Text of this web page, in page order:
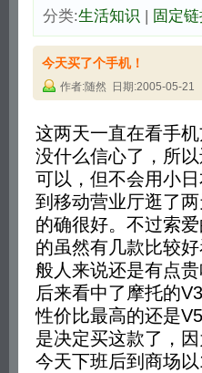
分类:生活知识 | 固定
今天买了个手机！
作者:随然 日期:2005-05-21
这两天一直在看手
没什么信心了，所
可以，但不会用小日
到移动营业厅逛了
的确很好。不过索
的虽然有几款比较
般人来说还是有点贵
后来看中了摩托的
性价比最高的还是
是决定买这款了，
今天下班后到商场